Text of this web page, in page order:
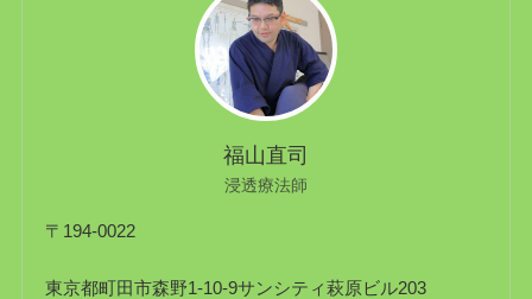
福山直司
浸透療法師
〒194-0022
東京都町田市森野1-10-9サンシティ萩原ビル203